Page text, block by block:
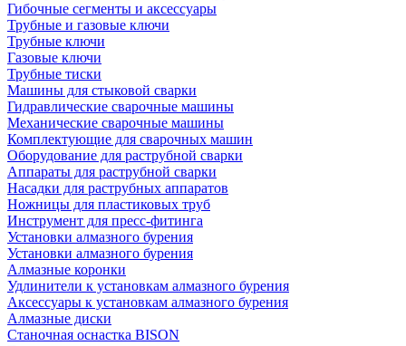
Гибочные сегменты и аксессуары
Трубные и газовые ключи
Трубные ключи
Газовые ключи
Трубные тиски
Машины для стыковой сварки
Гидравлические сварочные машины
Механические сварочные машины
Комплектующие для сварочных машин
Оборудование для раструбной сварки
Аппараты для раструбной сварки
Насадки для раструбных аппаратов
Ножницы для пластиковых труб
Инструмент для пресс-фитинга
Установки алмазного бурения
Установки алмазного бурения
Алмазные коронки
Удлинители к установкам алмазного бурения
Аксессуары к установкам алмазного бурения
Алмазные диски
Станочная оснастка BISON